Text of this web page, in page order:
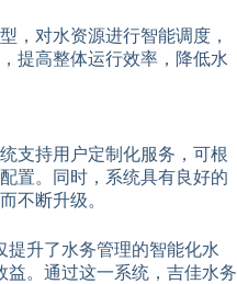
，对水资源进行智能调度，
提高整体运行效率，降低水
支持用户定制化服务，可根
置。同时，系统具有良好的
不断升级。
提升了水务管理的智能化水
。通过这一系统，吉佳水务